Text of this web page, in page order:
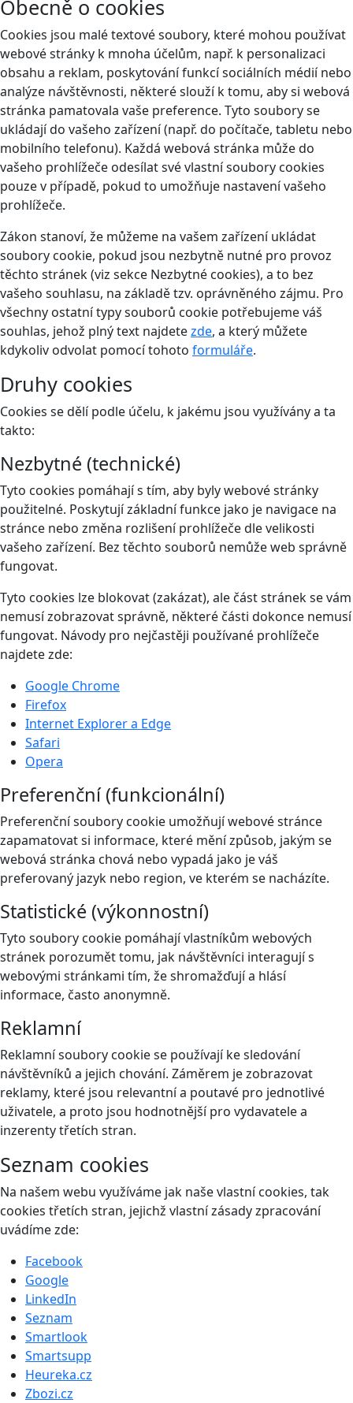
Obecně o cookies
Cookies jsou malé textové soubory, které mohou používat
webové stránky k mnoha účelům, např. k personalizaci
obsahu a reklam, poskytování funkcí sociálních médií nebo
analýze návštěvnosti, některé slouží k tomu, aby si webová
stránka pamatovala vaše preference. Tyto soubory se
ukládají do vašeho zařízení (např. do počítače, tabletu nebo
mobilního telefonu). Každá webová stránka může do
vašeho prohlížeče odesílat své vlastní soubory cookies
pouze v případě, pokud to umožňuje nastavení vašeho
prohlížeče.
Zákon stanoví, že můžeme na vašem zařízení ukládat
soubory cookie, pokud jsou nezbytně nutné pro provoz
těchto stránek (viz sekce Nezbytné cookies), a to bez
vašeho souhlasu, na základě tzv. oprávněného zájmu. Pro
všechny ostatní typy souborů cookie potřebujeme váš
souhlas, jehož plný text najdetezde, a který můžete
kdykoliv odvolat pomocí tohoto formuláře.
Druhy cookies
Cookies se dělí podle účelu, k jakému jsou využívány a ta
takto:
Nezbytné (technické)
Tyto cookies pomáhají s tím, aby byly webové stránky
použitelné. Poskytují základní funkce jako je navigace na
stránce nebo změna rozlišení prohlížeče dle velikosti
vašeho zařízení. Bez těchto souborů nemůže web správně
fungovat.
Tyto cookies lze blokovat (zakázat), ale část stránek se vám
nemusí zobrazovat správně, některé části dokonce nemusí
fungovat. Návody pro nejčastěji používané prohlížeče
najdete zde:
Google Chrome
Firefox
Internet Explorer a Edge
Safari
Opera
Preferenční (funkcionální)
Preferenční soubory cookie umožňují webové stránce
zapamatovat si informace, které mění způsob, jakým se
webová stránka chová nebo vypadá jako je váš
preferovaný jazyk nebo region, ve kterém se nacházíte.
Statistické (výkonnostní)
Tyto soubory cookie pomáhají vlastníkům webových
stránek porozumět tomu, jak návštěvníci interagují s
webovými stránkami tím, že shromažďují a hlásí
informace, často anonymně.
Reklamní
Reklamní soubory cookie se používají ke sledování
návštěvníků a jejich chování. Záměrem je zobrazovat
reklamy, které jsou relevantní a poutavé pro jednotlivé
uživatele, a proto jsou hodnotnější pro vydavatele a
inzerenty třetích stran.
Seznam cookies
Na našem webu využíváme jak naše vlastní cookies, tak
cookies třetích stran, jejichž vlastní zásady zpracování
uvádíme zde:
Facebook
Google
LinkedIn
Seznam
Smartlook
Smartsupp
Heureka.cz
Zbozi.cz